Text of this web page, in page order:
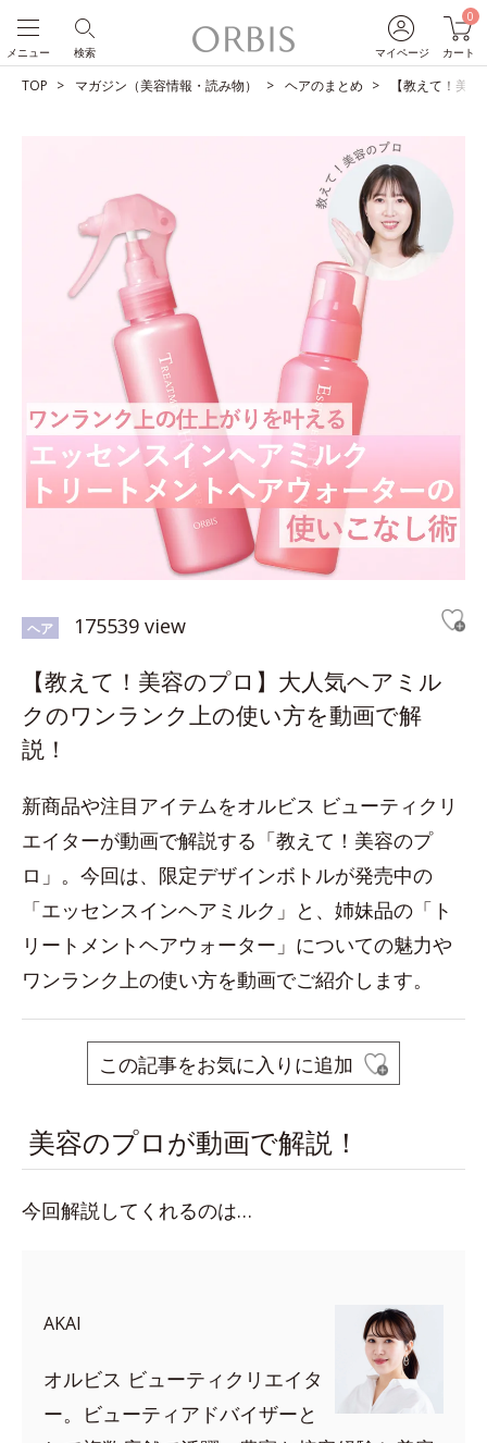
マイページ
0
カート
検索
メニュー
TOP マガジン（美容情報・読み物） ヘアのまとめ 【教えて！美
ヘア 175539 view
【教えて！美容のプロ】大人気ヘアミル
クのワンランク上の使い方を動画で解
説！
新商品や注目アイテムをオルビス ビューティクリ
エイターが動画で解説する「教えて！美容のプ
ロ」。今回は、限定デザインボトルが発売中の
「エッセンスインヘアミルク」と、姉妹品の「ト
リートメントヘアウォーター」についての魅力や
ワンランク上の使い方を動画でご紹介します。
この記事をお気に入りに追加
美容のプロが動画で解説！
今回解説してくれるのは…
AKAI
オルビス ビューティクリエイタ
ー。ビューティアドバイザーと